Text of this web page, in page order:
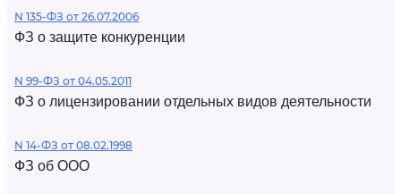
N 135-ФЗ от 26.07.2006
ФЗ о защите конкуренции
N 99-ФЗ от 04.05.2011
ФЗ о лицензировании отдельных видов деятельности
N 14-ФЗ от 08.02.1998
ФЗ об ООО